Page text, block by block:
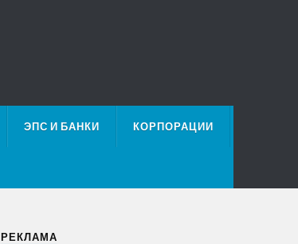
ЭПС И БАНКИ КОРПОРАЦИИ
РЕКЛАМА